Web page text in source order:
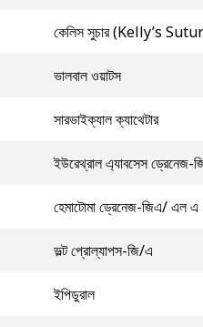
কেলিস সুচার (Kelly’s
ভালবাল ওয়াটস
সারভাইক্যাল ক্যাথেটার
ইউরেথ্রাল এ্যাবসেস
হেমাটোমা ড্রেনেজ-জিএ/ এল এ
ভল্ট প্রোল্যাপস-জি/এ
ইপিডুরাল